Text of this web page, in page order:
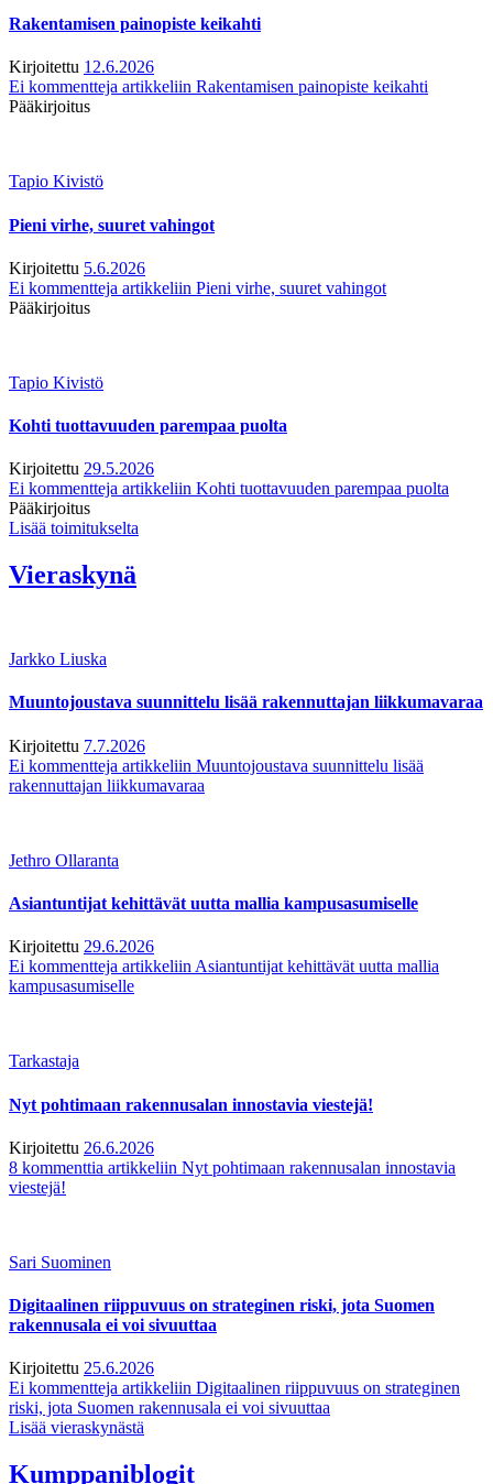
Rakentamisen painopiste keikahti
Kirjoitettu 12.6.2026
Ei kommentteja artikkeliin Rakentamisen painopiste keikahti
Pääkirjoitus
Tapio Kivistö
Pieni virhe, suuret vahingot
Kirjoitettu 5.6.2026
Ei kommentteja artikkeliin Pieni virhe, suuret vahingot
Pääkirjoitus
Tapio Kivistö
Kohti tuottavuuden parempaa puolta
Kirjoitettu 29.5.2026
Ei kommentteja artikkeliin Kohti tuottavuuden parempaa puolta
Pääkirjoitus
Lisää toimitukselta
Vieraskynä
Jarkko Liuska
Muuntojoustava suunnittelu lisää rakennuttajan liikkumavaraa
Kirjoitettu 7.7.2026
Ei kommentteja artikkeliin Muuntojoustava suunnittelu lisää
rakennuttajan liikkumavaraa
Jethro Ollaranta
Asiantuntijat kehittävät uutta mallia kampusasumiselle
Kirjoitettu 29.6.2026
Ei kommentteja artikkeliin Asiantuntijat kehittävät uutta mallia
kampusasumiselle
Tarkastaja
Nyt pohtimaan rakennusalan innostavia viestejä!
Kirjoitettu 26.6.2026
8 kommenttia artikkeliin Nyt pohtimaan rakennusalan innostavia
viestejä!
Sari Suominen
Digitaalinen riippuvuus on strateginen riski, jota Suomen
rakennusala ei voi sivuuttaa
Kirjoitettu 25.6.2026
Ei kommentteja artikkeliin Digitaalinen riippuvuus on strateginen
riski, jota Suomen rakennusala ei voi sivuuttaa
Lisää vieraskynästä
Kumppaniblogit